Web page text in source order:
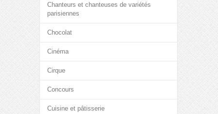
Chanteurs et chanteuses de variétés
parisiennes
Chocolat
Cinéma
Cirque
Concours
Cuisine et pâtisserie